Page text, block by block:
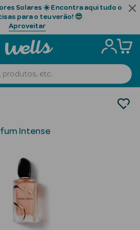
Solares ☀️ Encontra aqui tudo o
para o teu verão! 😎
Aproveitar
Intense